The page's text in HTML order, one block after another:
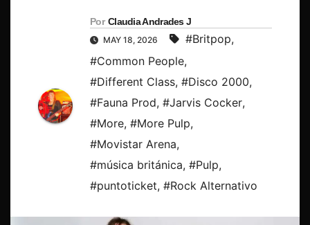
Por Claudia Andrades J
MAY 18, 2026 #Britpop,
#Common People,
#Different Class, #Disco 2000,
#Fauna Prod, #Jarvis Cocker,
#More, #More Pulp,
#Movistar Arena,
#música británica, #Pulp,
#puntoticket, #Rock Alternativo